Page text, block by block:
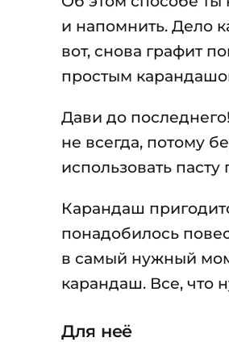
и напомнить. Дело
вот, снова графит
простым
Дави до
не всегда, потому
использовать
Карандаш
понадобилось
в самый нужный
карандаш. Все, что
Для неё